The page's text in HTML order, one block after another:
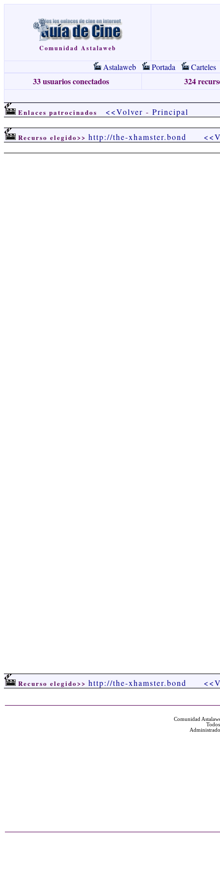
Comunidad Astalaweb
Astalaweb Portada Carteles
33 usuarios conectados 324
Enlaces patrocinados <<Volver - Principal
Recurso elegido>> http://the-xhamster.bond
Recurso elegido>> http://the-xhamster.bond
Comunidad